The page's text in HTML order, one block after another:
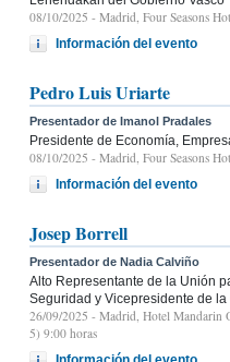
08/10/2025 - Madrid, Four Seasons
Información del evento
Pedro Luis Uriarte
Presentador de Imanol Pradales
Presidente de Economía,
08/10/2025 - Madrid, Four Seasons
Información del evento
Josep Borrell
Presentador de Nadia Calviño
Alto Representante de la Unión
Seguridad y Vicepresidente de
26/09/2025 - Madrid, Hotel Mandarin
5) 9:00 horas
Información del evento